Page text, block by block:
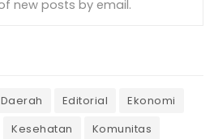
Daerah Editorial
Ekonomi
Kesehatan Komunitas